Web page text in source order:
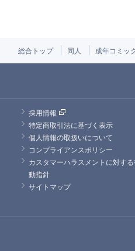
総合トップ 同人 成年コミッ
採用情報
特定商取引法に基づく表示
個人情報の取扱いについて
コンプライアンスポリシー
カスタマーハラスメントに対す
動指針
サイトマップ